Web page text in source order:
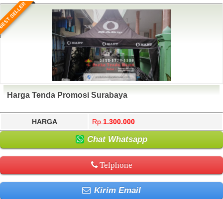
SELLER
Harga Tenda Promosi Surabaya
HARGA Rp. 1.300.000
Chat Whatsapp
Telphone
Kirim Email